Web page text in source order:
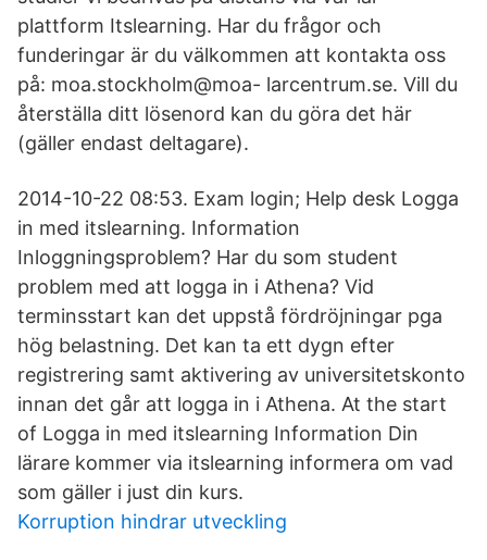
plattform Itslearning. Har du frågor och
funderingar är du välkommen att kontakta oss
på: moa.stockholm@moa- larcentrum.se. Vill du
återställa ditt lösenord kan du göra det här
(gäller endast deltagare).
2014-10-22 08:53. Exam login; Help desk Logga
in med itslearning. Information
Inloggningsproblem? Har du som student
problem med att logga in i Athena? Vid
terminsstart kan det uppstå fördröjningar pga
hög belastning. Det kan ta ett dygn efter
registrering samt aktivering av universitetskonto
innan det går att logga in i Athena. At the start
of Logga in med itslearning Information Din
lärare kommer via itslearning informera om vad
som gäller i just din kurs.
Korruption hindrar utveckling